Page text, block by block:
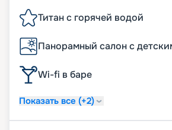
Титан с горячей водой
Панорамный салон с
Wi-fi в баре
Показать все (+2)